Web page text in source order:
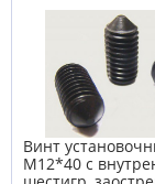
Винт
М12*40 с